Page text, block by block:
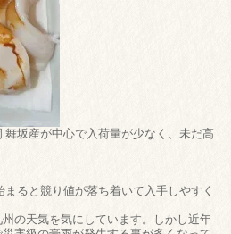
坂産が中心で入荷量が少なく、未だ高
ると競り値が落ち着いて入手しやすく
の天気を気にしています。しかし近年